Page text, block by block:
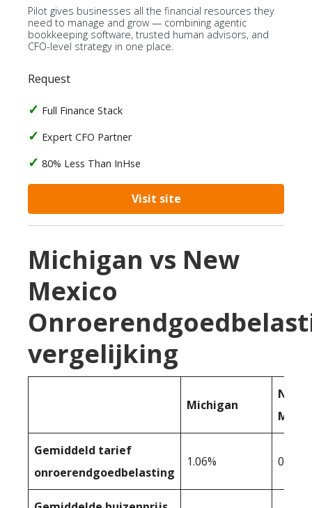
Pilot gives businesses all the financial resources they
need to manage and grow — combining agentic
bookkeeping software, trusted human advisors, and
CFO-level strategy in one place.
Request
Full Finance Stack
Expert CFO Partner
80% Less Than InHse
Visit site
Michigan vs New
Mexico
vergelijking
Michigan
Gemiddeld tarief
onroerendgoedbelasting
1.06% 0,60%